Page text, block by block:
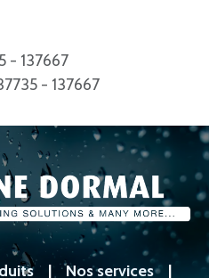
- 137667
- 137667
|Nos services|